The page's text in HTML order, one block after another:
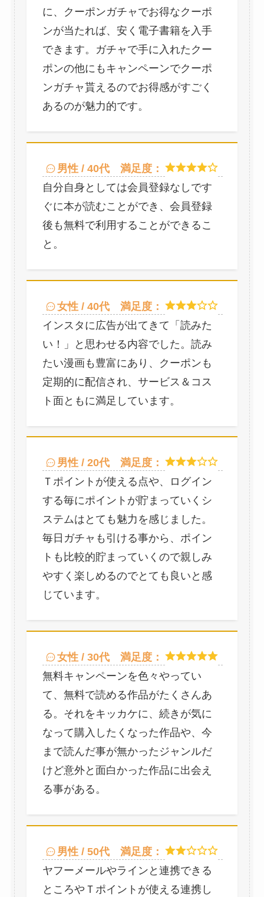
に、クーポンガチャでお得なクーポ
ンが当たれば、安く電子書籍を入手
できます。ガチャで手に入れたクー
ポンの他にもキャンペーンでクーポ
ンガチャ貰えるのでお得感がすごく
あるのが魅力的です。
男性 / 40代
満足度：
自分自身としては会員登録なしです
ぐに本が読むことができ、会員登録
後も無料で利用することができるこ
と。
女性 / 40代
満足度：
インスタに広告が出てきて「読みた
い！」と思わせる内容でした。読み
たい漫画も豊富にあり、クーポンも
定期的に配信され、サービス＆コス
ト面ともに満足しています。
男性 / 20代
満足度：
Ｔポイントが使える点や、ログイン
する毎にポイントが貯まっていくシ
ステムはとても魅力を感じました。
毎日ガチャも引ける事から、ポイン
トも比較的貯まっていくので親しみ
やすく楽しめるのでとても良いと感
じています。
女性 / 30代
満足度：
無料キャンペーンを色々やってい
て、無料で読める作品がたくさんあ
る。それをキッカケに、続きが気に
なって購入したくなった作品や、今
まで読んだ事が無かったジャンルだ
けど意外と面白かった作品に出会え
る事がある。
男性 / 50代
満足度：
ヤフーメールやラインと連携できる
ところやＴポイントが使える連携し